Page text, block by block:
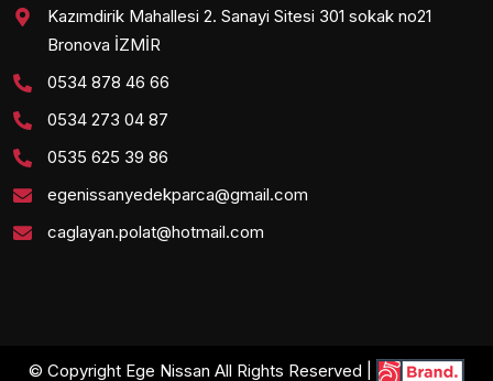
Kazımdirik Mahallesi 2. Sanayi Sitesi 301 sokak no21
Bronova İZMİR
0534 878 46 66
0534 273 04 87
0535 625 39 86
egenissanyedekparca@gmail.com
caglayan.polat@hotmail.com
© Copyright Ege Nissan All Rights Reserved |